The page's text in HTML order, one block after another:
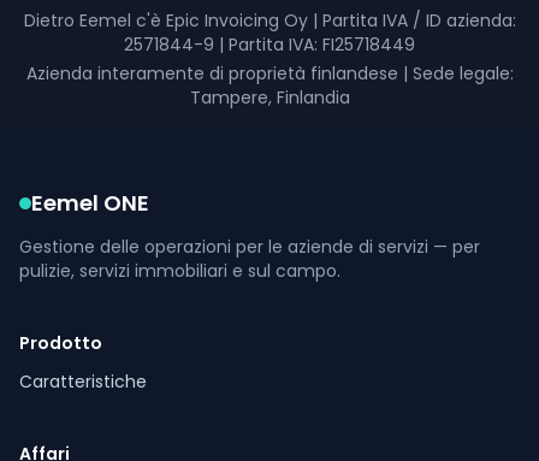
Dietro Eemel c'è Epic Invoicing Oy| Partita IVA / ID azienda:
2571844-9 | Partita IVA: FI25718449
Azienda interamente di proprietà finlandese | Sede legale:
Tampere, Finlandia
Eemel ONE
Gestione delle operazioni per le aziende di servizi — per
pulizie, servizi immobiliari e sul campo.
Prodotto
Caratteristiche
Affari